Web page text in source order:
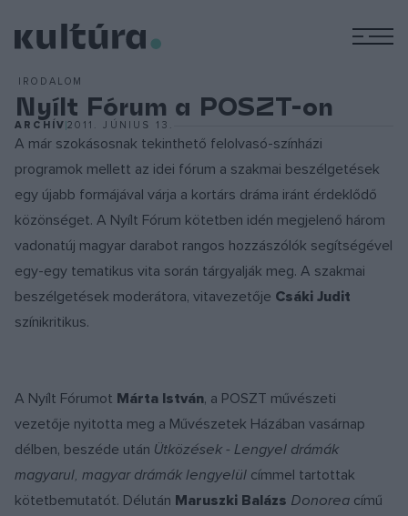
IRODALOM
Nyílt Fórum a POSZT-on
ARCHÍV2011. JÚNIUS 13.
A már szokásosnak tekinthető felolvasó-színházi
programok mellett az idei fórum a szakmai beszélgetések
egy újabb formájával várja a kortárs dráma iránt érdeklődő
közönséget. A Nyílt Fórum kötetben idén megjelenő három
vadonatúj magyar darabot rangos hozzászólók segítségével
egy-egy tematikus vita során tárgyalják meg. A szakmai
beszélgetések moderátora, vitavezetője Csáki Judit
színikritikus.
A Nyílt Fórumot Márta István, a POSZT művészeti
vezetője nyitotta meg a Művészetek Házában vasárnap
délben, beszéde után Ütközések - Lengyel drámák
magyarul, magyar drámák lengyelül címmel tartottak
kötetbemutatót. Délután Maruszki Balázs Donorea című